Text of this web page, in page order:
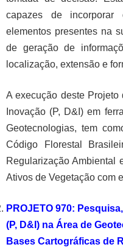
capazes de incorporar
elementos presentes na
de geração de
localização, extensão e
A execução deste
Inovação (P, D&I) em
Geotecnologias, tem
Código Florestal
Regularização Ambiental
Ativos de Vegetação com
PROJETO 970:
(P, D&I) na Área de
Bases Cartográficas de